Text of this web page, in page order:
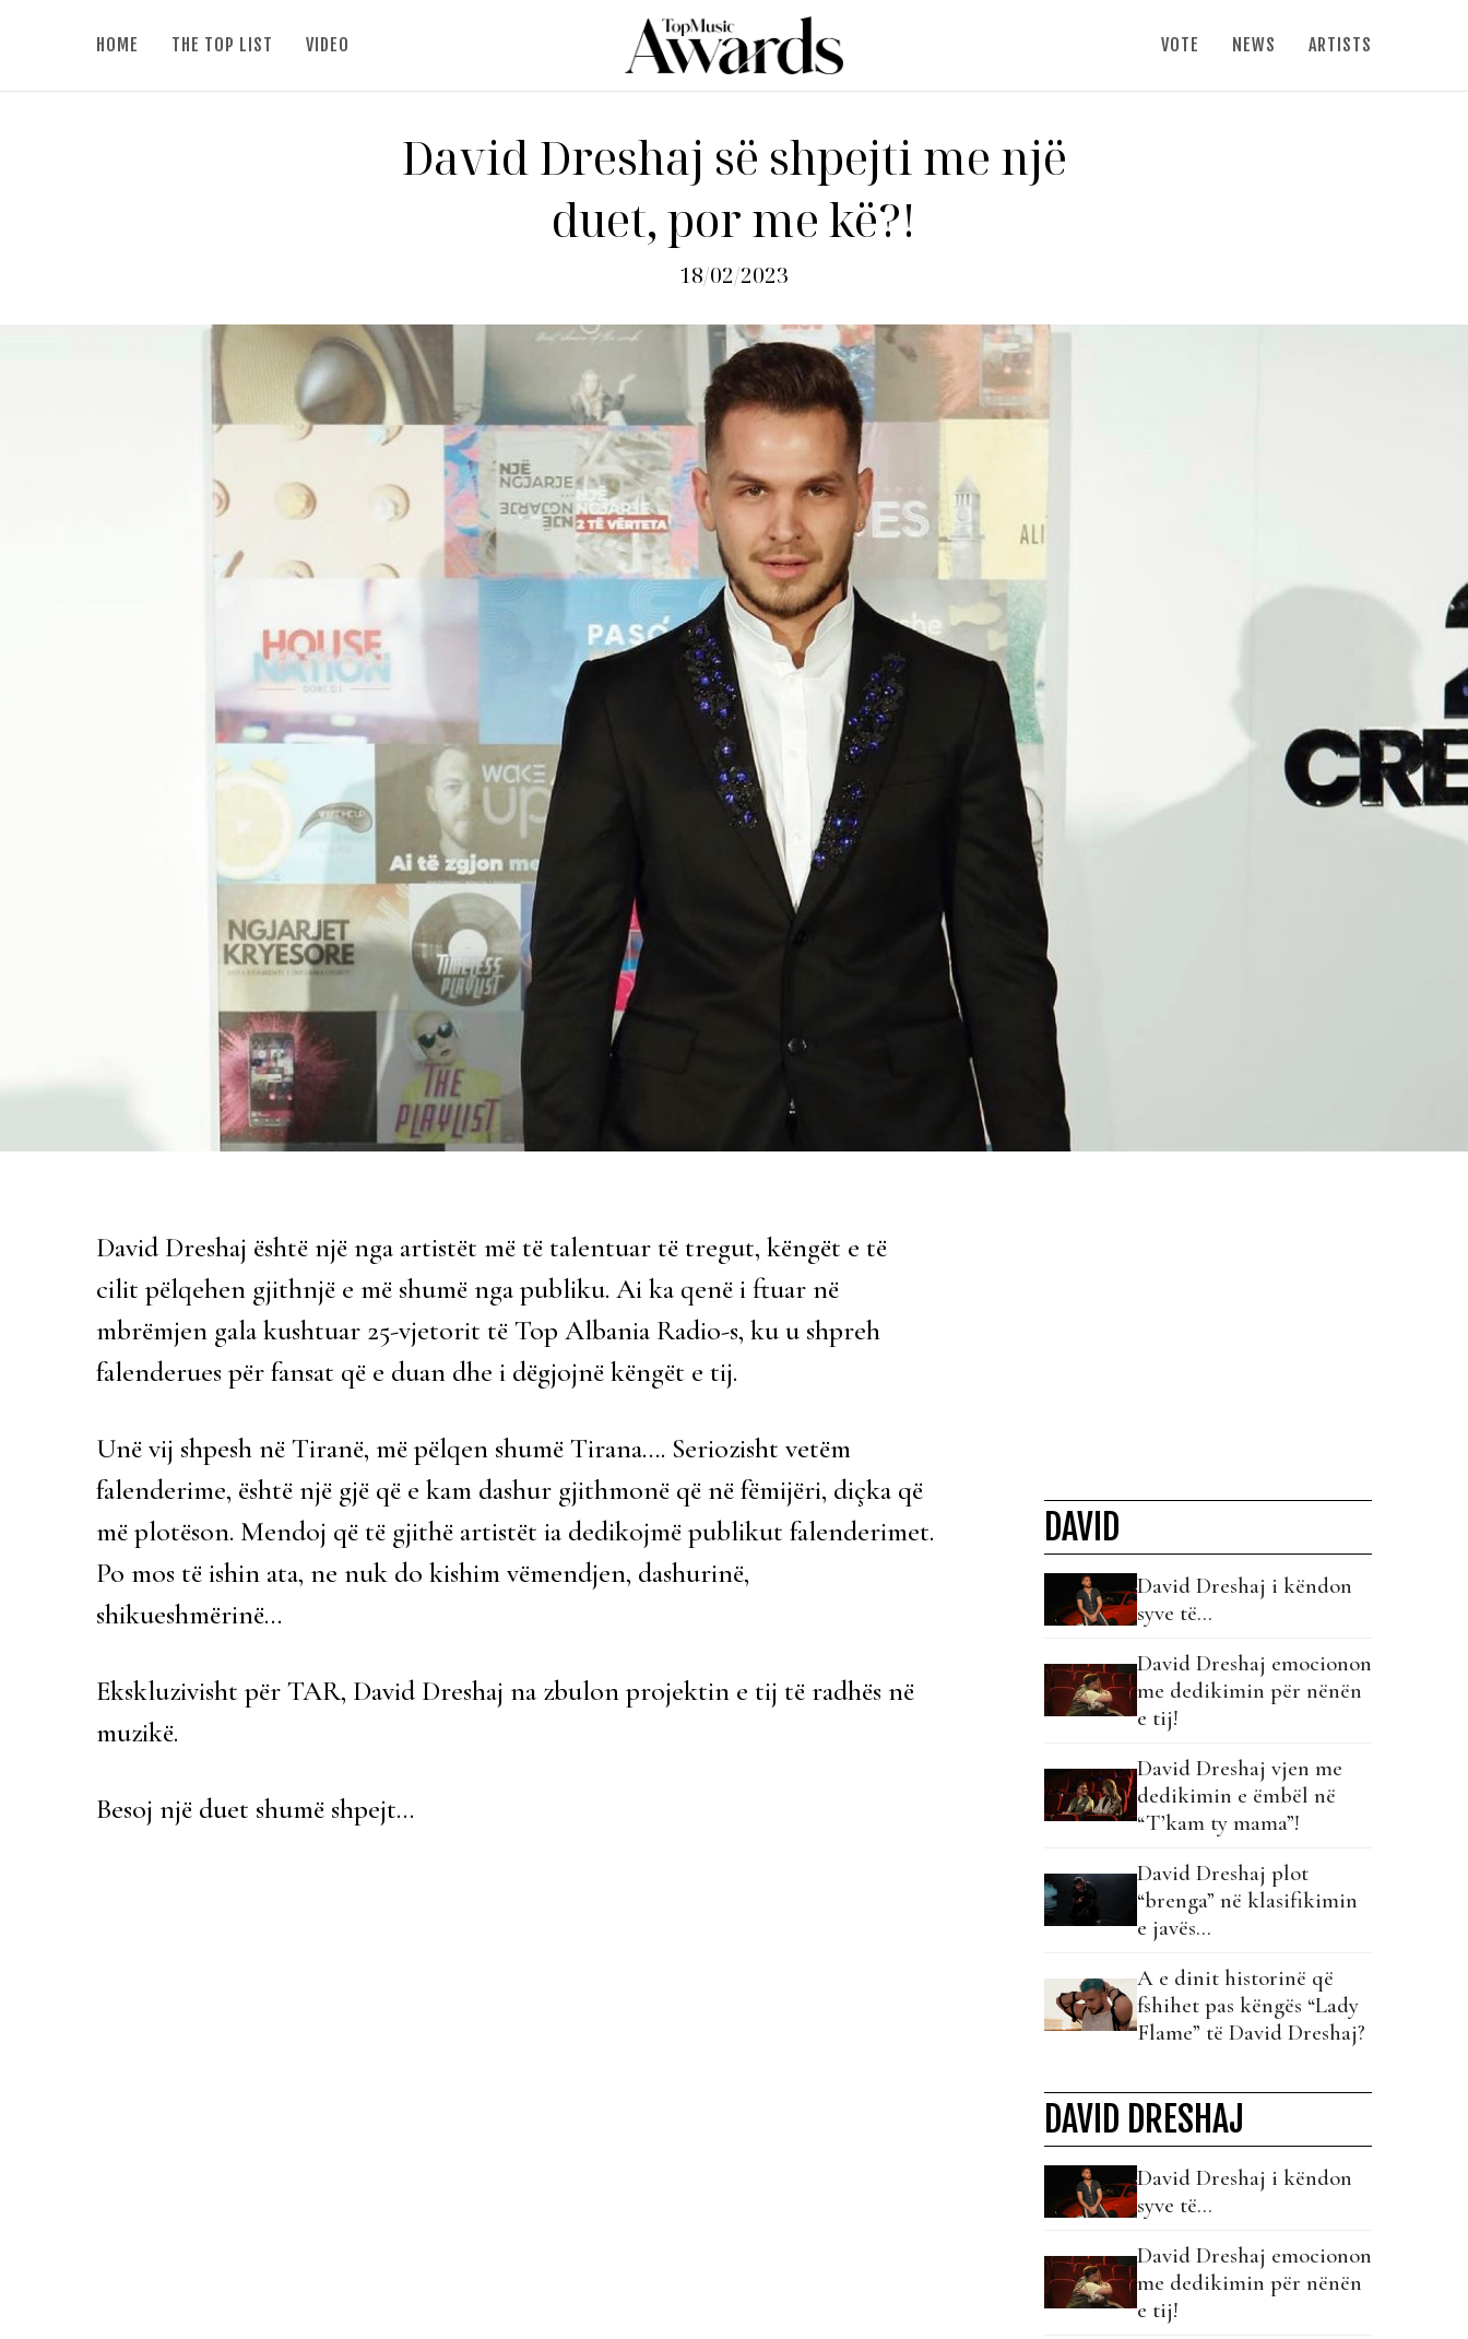
HOME THE TOP LIST VIDEO VOTE NEWS ARTISTS
David Dreshaj së shpejti me një
duet, por me kë?!
18/02/2023
David Dreshaj është një nga artistët më të talentuar të tregut, këngët e të
cilit pëlqehen gjithnjë e më shumë nga publiku. Ai ka qenë i ftuar në
mbrëmjen gala kushtuar 25-vjetorit të Top Albania Radio-s, ku u shpreh
falenderues për fansat që e duan dhe i dëgjojnë këngët e tij.
Unë vij shpesh në Tiranë, më pëlqen shumë Tirana…. Seriozisht vetëm
falenderime, është një gjë që e kam dashur gjithmonë që në fëmijëri, diçka që
më plotëson. Mendoj që të gjithë artistët ia dedikojmë publikut falenderimet.
Po mos të ishin ata, ne nuk do kishim vëmendjen, dashurinë,
shikueshmërinë…
Ekskluzivisht për TAR, David Dreshaj na zbulon projektin e tij të radhës në
muzikë.
Besoj një duet shumë shpejt…
DAVID
David Dreshaj i këndon
syve të…
David Dreshaj emocionon
me dedikimin për nënën
e tij!
David Dreshaj vjen me
dedikimin e ëmbël në
“T’kam ty mama”!
David Dreshaj plot
“brenga” në klasifikimin
e javës…
A e dinit historinë që
fshihet pas këngës “Lady
Flame” të David Dreshaj?
DAVID DRESHAJ
David Dreshaj i këndon
syve të…
David Dreshaj emocionon
me dedikimin për nënën
e tij!